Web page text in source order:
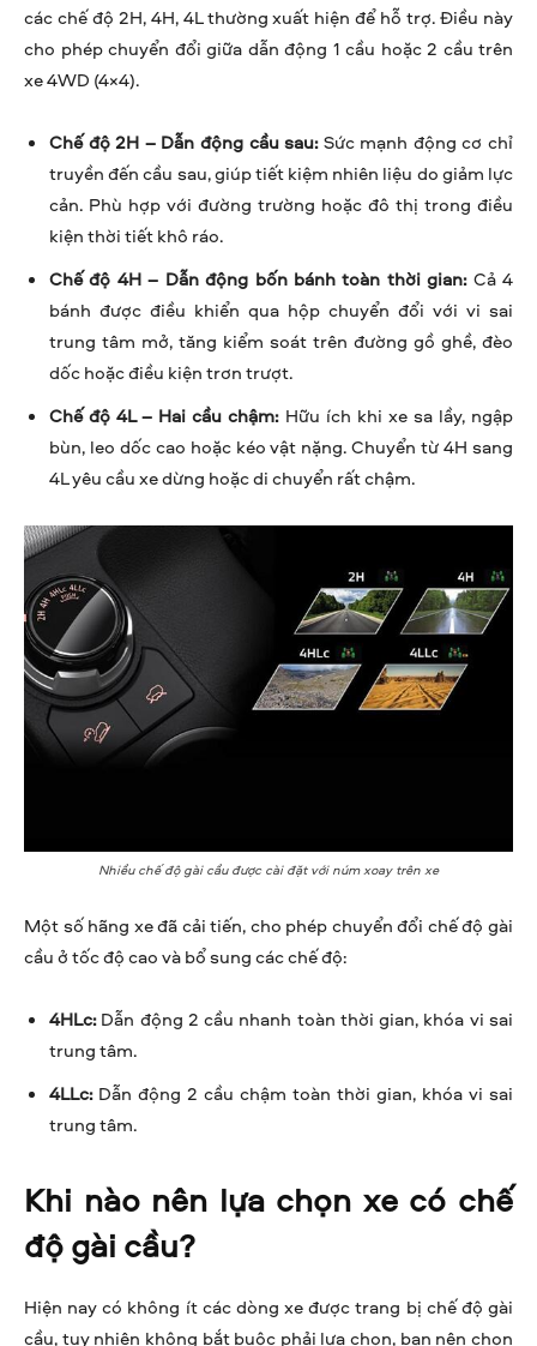
các chế độ 2H, 4H, 4L thường xuất hiện để hỗ trợ. Điều này
cho phép chuyển đổi giữa dẫn động 1 cầu hoặc 2 cầu trên
xe 4WD (4×4).
Chế độ 2H – Dẫn động cầu sau:Sức mạnh động cơ chỉ
truyền đến cầu sau, giúp tiết kiệm nhiên liệu do giảm lực
cản. Phù hợp với đường trường hoặc đô thị trong điều
kiện thời tiết khô ráo.
Chế độ 4H – Dẫn động bốn bánh toàn thời gian:Cả 4
bánh được điều khiển qua hộp chuyển đổi với vi sai
trung tâm mở, tăng kiểm soát trên đường gồ ghề, đèo
dốc hoặc điều kiện trơn trượt.
Chế độ 4L – Hai cầu chậm:Hữu ích khi xe sa lầy, ngập
bùn, leo dốc cao hoặc kéo vật nặng. Chuyển từ 4H sang
4L yêu cầu xe dừng hoặc di chuyển rất chậm.
Nhiều chế độ gài cầu được cài đặt với núm xoay trên xe
Một số hãng xe đã cải tiến, cho phép chuyển đổi chế độ gài
cầu ở tốc độ cao và bổ sung các chế độ:
4HLc:Dẫn động 2 cầu nhanh toàn thời gian, khóa vi sai
trung tâm.
4LLc:Dẫn động 2 cầu chậm toàn thời gian, khóa vi sai
trung tâm.
Khi nào nên lựa chọn xe có chế
độ gài cầu?
Hiện nay có không ít các dòng xe được trang bị chế độ gài
cầu, tuy nhiên không bắt buộc phải lựa chọn, bạn nên chọn